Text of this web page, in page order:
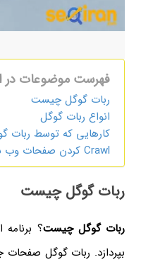
فهرست موضوعات در
ربات گوگل چیست
انواع ربات گوگل
کارهایی که توسط ربات
Crawl کردن صفحات وب سایت توسط ربات گوگل
ربات گوگل چیست
ربات گوگل چیست؟
بپردازد. ربات گوگل